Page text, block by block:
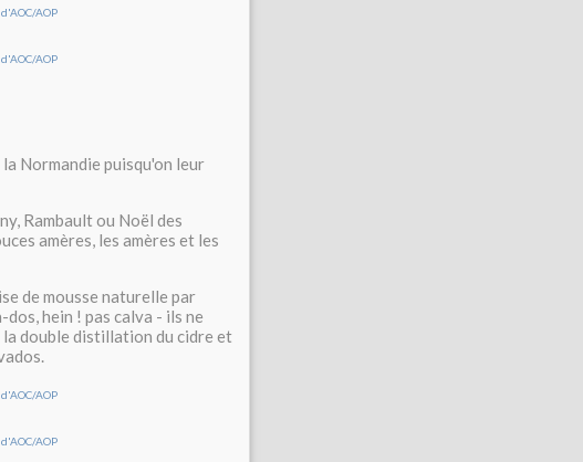
Normandie puisqu'on leur
Rambault ou Noël des
amères, les amères et les
de mousse naturelle par
hein ! pas calva - ils ne
la double distillation du cidre et